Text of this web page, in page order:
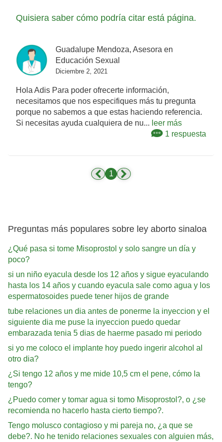
Quisiera saber cómo podría citar está página.
Guadalupe Mendoza, Asesora en
Educación Sexual
Diciembre 2, 2021
Hola Adis Para poder ofrecerte información,
necesitamos que nos especifiques más tu pregunta
porque no sabemos a que estas haciendo referencia.
Si necesitas ayuda cualquiera de nu... leer más
1 respuesta
1
Preguntas más populares sobre ley aborto sinaloa
¿Qué pasa si tome Misoprostol y solo sangre un día y
poco?
si un niño eyacula desde los 12 años y sigue eyaculando
hasta los 14 años y cuando eyacula sale como agua y los
espermatosoides puede tener hijos de grande
tube relaciones un dia antes de ponerme la inyeccion y el
siguiente dia me puse la inyeccion puedo quedar
embarazada tenia 5 dias de haerme pasado mi periodo
si yo me coloco el implante hoy puedo ingerir alcohol al
otro dia?
¿Si tengo 12 años y me mide 10,5 cm el pene, cómo la
tengo?
¿Puedo comer y tomar agua si tomo Misoprostol?, o ¿se
recomienda no hacerlo hasta cierto tiempo?.
Tengo molusco contagioso y mi pareja no, ¿a que se
debe?. No he tenido relaciones sexuales con alguien más,